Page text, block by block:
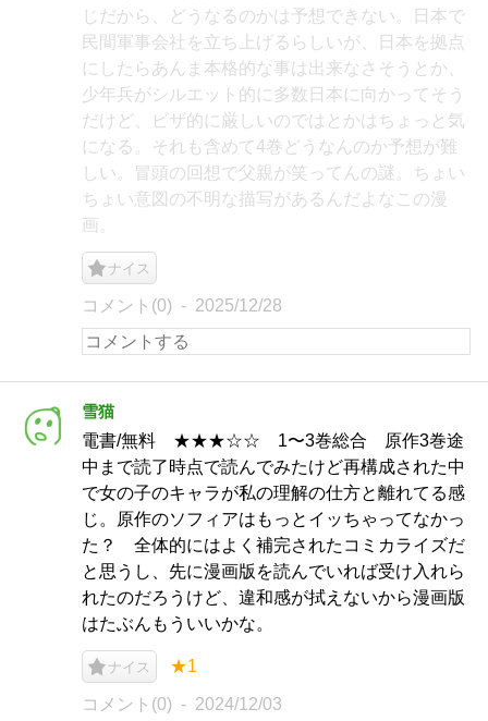
じだから、どうなるのかは予想できない。日本で
民間軍事会社を立ち上げるらしいが、日本を拠点
にしたらあんま本格的な事は出来なさそうとか、
少年兵がシルエット的に多数日本に向かってそう
だけど、ビザ的に厳しいのではとかはちょっと気
になる。それも含めて4巻どうなんのか予想が難
しい。冒頭の回想で父親が笑ってんの謎。ちょい
ちょい意図の不明な描写があるんだよなこの漫
画。
ナイス
コメント(0) 2025/12/28
雪猫
電書/無料 ★★★☆☆ 1〜3巻総合 原作3巻途
中まで読了時点で読んでみたけど再構成された中
で女の子のキャラが私の理解の仕方と離れてる感
じ。原作のソフィアはもっとイッちゃってなかっ
た？ 全体的にはよく補完されたコミカライズだ
と思うし、先に漫画版を読んでいれば受け入れら
れたのだろうけど、違和感が拭えないから漫画版
はたぶんもういいかな。
ナイス ★1
コメント(0) 2024/12/03